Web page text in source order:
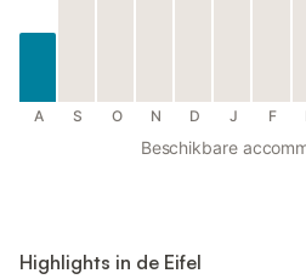
A S O N D J F
Beschikbare
Highlights in de Eifel